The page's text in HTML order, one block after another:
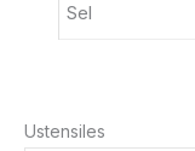
Sel
Ustensiles